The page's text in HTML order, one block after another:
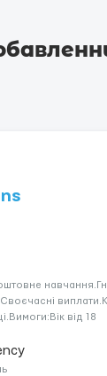
від 18
і ми зв’яжемося ...